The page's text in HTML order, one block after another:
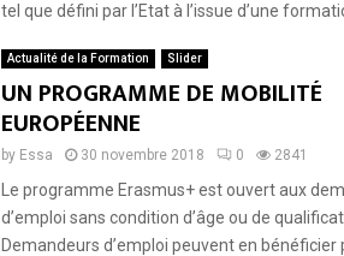
tel que défini par l’Etat à l’issue d’une
Actualité de la Formation Slider
UN PROGRAMME DE MOBILITÉ
EUROPÉENNE
by Essa 30 novembre 2018 0 2841
Le programme Erasmus+ est ouvert aux
d’emploi sans condition d’âge ou de
Demandeurs d’emploi peuvent en bénéficier